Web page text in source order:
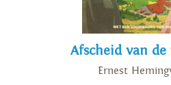
Afscheid van de
Ernest